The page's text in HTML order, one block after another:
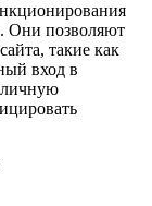
Они позволяют
такие как
вход в
личную